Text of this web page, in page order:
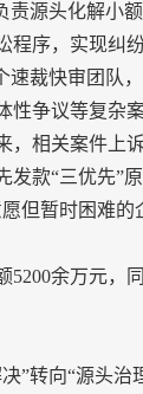
源头化解小
序，实现纠纷
裁快审团队
争议等复杂
相关案件上诉
款“三优先”
但暂时困难
余万元，
转向“源头治